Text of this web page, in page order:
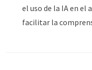
el uso de la IA en el
facilitar la